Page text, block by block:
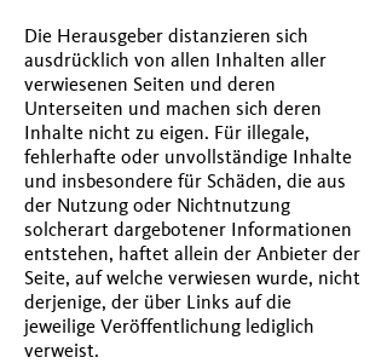
Die Herausgeber distanzieren sich
ausdrücklich von allen Inhalten aller
verwiesenen Seiten und deren
Unterseiten und machen sich deren
Inhalte nicht zu eigen. Für illegale,
fehlerhafte oder unvollständige Inhalte
und insbesondere für Schäden, die aus
der Nutzung oder Nichtnutzung
solcherart dargebotener Informationen
entstehen, haftet allein der Anbieter der
Seite, auf welche verwiesen wurde, nicht
derjenige, der über Links auf die
jeweilige Veröffentlichung lediglich
verweist.